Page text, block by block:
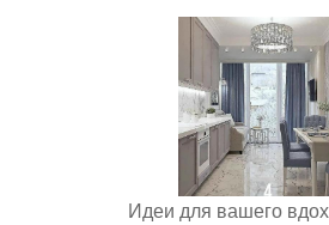
Идеи для вашего